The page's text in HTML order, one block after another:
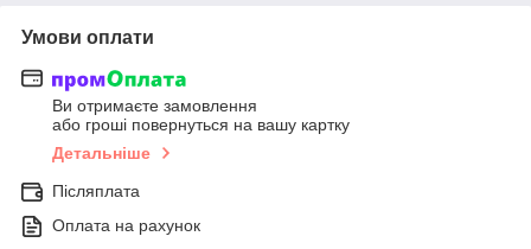
Умови оплати
Ви отримаєте замовлення
або гроші повернуться на вашу картку
Детальніше
Післяплата
Оплата на рахунок